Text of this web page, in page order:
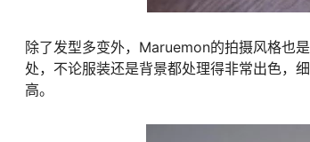
除了发型多变外，Maruemon的拍摄风格也
处，不论服装还是背景都处理得非常出色，
高。